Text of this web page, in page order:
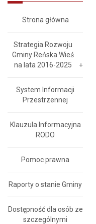
Strona główna
Strategia Rozwoju
Gminy Reńska Wieś
na lata 2016-2025
System Informacji
Przestrzennej
Klauzula Informacyjna
RODO
Pomoc prawna
Raporty o stanie Gminy
Dostępność dla osób ze
szczególnymi